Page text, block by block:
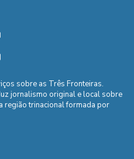
sobre as Três Fronteiras.
jornalismo original e local sobre
região trinacional formada por